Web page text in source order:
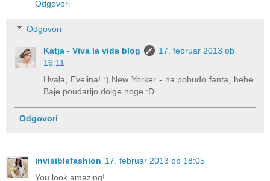
Odgovori
Odgovori
Katja - Viva la vida blog
17. februar 2013 ob
16:11
Hvala, Evelina! :) New Yorker - na pobudo fanta, hehe.
Baje poudarijo dolge noge :D
Odgovori
invisiblefashion 17. februar 2013 ob 18:05
You look amazing!